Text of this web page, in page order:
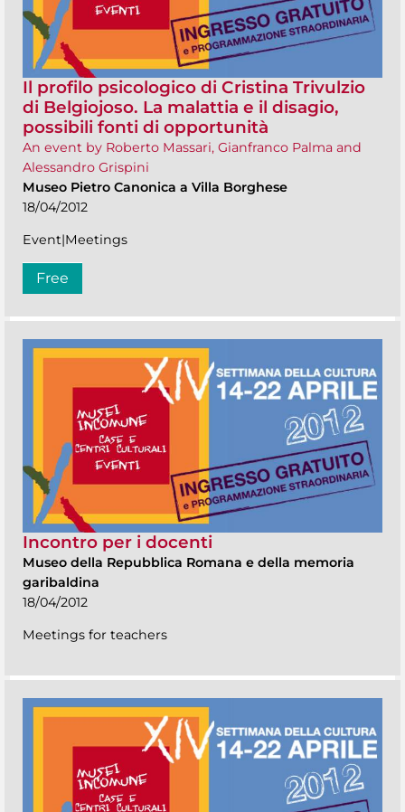
Il profilo psicologico di Cristina Trivulzio
di Belgiojoso. La malattia e il disagio,
possibili fonti di opportunità
An event by Roberto Massari, Gianfranco Palma and
Alessandro Grispini
Museo Pietro Canonica a Villa Borghese
18/04/2012
Event|Meetings
Free
Incontro per i docenti
Museo della Repubblica Romana e della memoria
garibaldina
18/04/2012
Meetings for teachers